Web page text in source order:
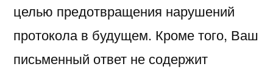
целью предотвращения нарушений
протокола в будущем. Кроме того, Ваш
письменный ответ не содержит